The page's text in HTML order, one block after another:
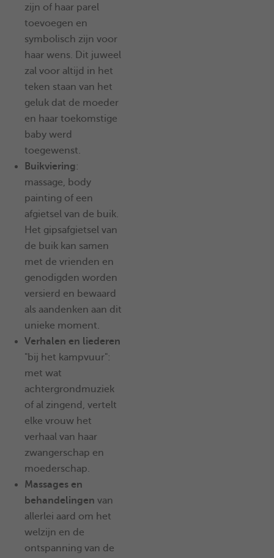
zijn of haar parel
toevoegen en
symbolisch zijn voor
haar wens. Dit juweel
zal voor altijd in het
teken staan van het
geluk dat de moeder
en haar toekomstige
baby werd
toegewenst.
Buikviering:
massage, body
painting of een
afgietsel van de buik.
Het gipsafgietsel van
de buik kan samen
met de vrienden en
genodigden worden
versierd en bewaard
als aandenken aan dit
unieke moment.
Verhalen en liederen
"bij het kampvuur":
met wat
achtergrondmuziek
of al zingend, vertelt
elke vrouw het
verhaal van haar
zwangerschap en
moederschap.
Massages en
behandelingen van
allerlei aard om het
welzijn en de
ontspanning van de